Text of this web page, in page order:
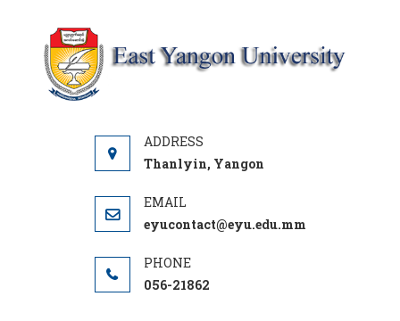
content
Thanlyin, Yangon
eyucontact@eyu.edu.mm
056-21862